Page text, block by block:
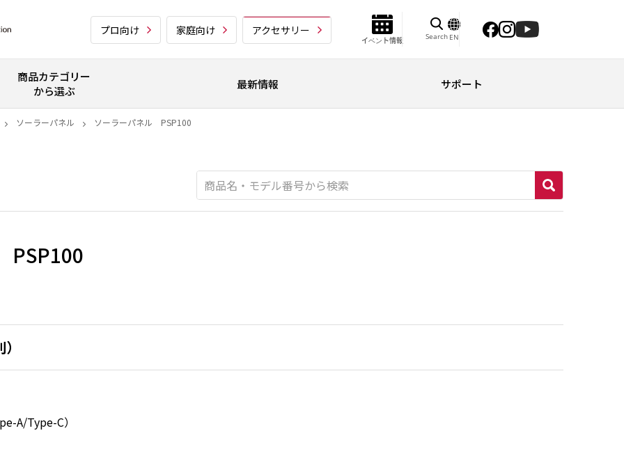
プロ向け 家庭向け アクセサリー
イベント情報 Search EN
商品カテゴリー
から選ぶ
最新情報 サポート
ソーラーパネル ソーラーパネル PSP100
PSP100
A/Type-C）